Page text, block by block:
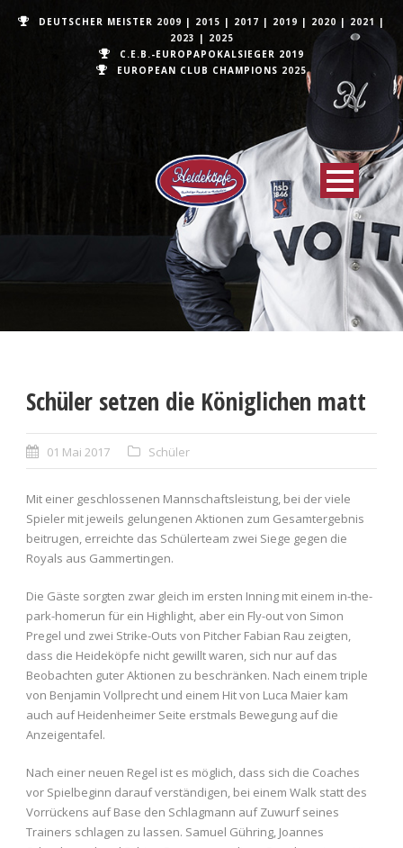
DEUTSCHER MEISTER 2009 | 2015 | 2017 | 2019 | 2020 | 2021 |
2023 | 2025
C.E.B.-EUROPAPOKALSIEGER 2019
EUROPEAN CLUB CHAMPIONS 2025
Schüler setzen die Königlichen matt
01 Mai 2017 Schüler
Mit einer geschlossenen Mannschaftsleistung, bei der viele
Spieler mit jeweils gelungenen Aktionen zum Gesamtergebnis
beitrugen, erreichte das Schülerteam zwei Siege gegen die
Royals aus Gammertingen.
Die Gäste sorgten zwar gleich im ersten Inning mit einem in-the-
park-homerun für ein Highlight, aber ein Fly-out von Simon
Pregel und zwei Strike-Outs von Pitcher Fabian Rau zeigten,
dass die Heideköpfe nicht gewillt waren, sich nur auf das
Beobachten guter Aktionen zu beschränken. Nach einem triple
von Benjamin Vollprecht und einem Hit von Luca Maier kam
auch auf Heidenheimer Seite erstmals Bewegung auf die
Anzeigentafel.
Nach einer neuen Regel ist es möglich, dass sich die Coaches
vor Spielbeginn darauf verständigen, bei einem Walk statt des
Vorrückens auf Base den Schlagmann auf Zuwurf seines
Trainers schlagen zu lassen. Samuel Gühring, Joannes